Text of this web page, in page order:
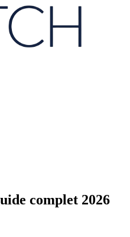
complet 2026